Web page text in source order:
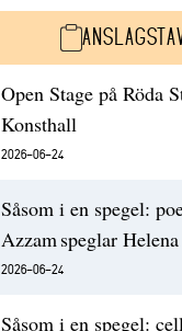
Open Stage på Röda
Konsthall
2026-06-24
Såsom i en spegel:
Azzam speglar
2026-06-24
Såsom i en spegel: